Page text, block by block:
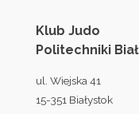
Klub Judo
Politechniki
ul. Wiejska 41
15-351 Białystok